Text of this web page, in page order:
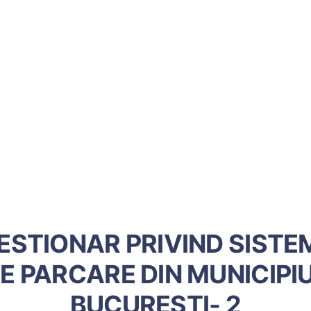
PRIVIND
PARCARE DIN
BUCURESTI- 2